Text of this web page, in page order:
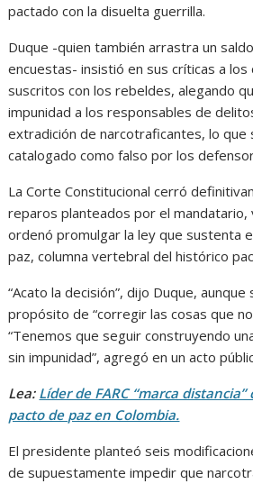
pactado con la disuelta guerrilla.
Duque -quien también arrastra un
encuestas- insistió en sus críticas a
suscritos con los rebeldes, alegando
impunidad a los responsables de
extradición de narcotraficantes, lo que
catalogado como falso por los
La Corte Constitucional cerró
reparos planteados por el mandatario,
ordenó promulgar la ley que sustenta
paz, columna vertebral del histórico
“Acato la decisión”, dijo Duque, aunque
propósito de “corregir las cosas que
“Tenemos que seguir construyendo
sin impunidad”, agregó en un acto
Lea: Líder de FARC “marca
pacto de paz en Colombia.
El presidente planteó seis
de supuestamente impedir que